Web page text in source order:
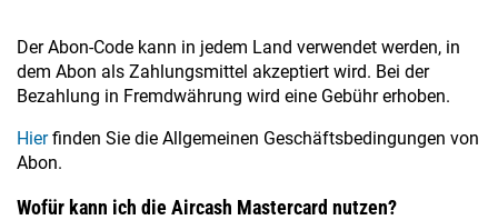
Der Abon-Code kann in jedem Land verwendet werden, in
dem Abon als Zahlungsmittel akzeptiert wird. Bei der
Bezahlung in Fremdwährung wird eine Gebühr erhoben.
Hierfinden Sie die Allgemeinen Geschäftsbedingungen von
Abon.
Wofür kann ich die Aircash Mastercard nutzen?